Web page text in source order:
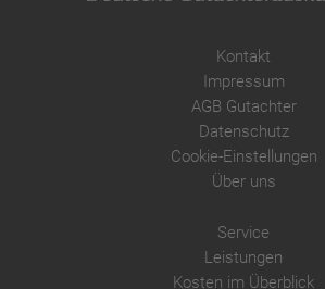
Kontakt
Impressum
AGB Gutachter
Datenschutz
Cookie-Einstellungen
Über uns
Service
Leistungen
Kosten im Überblick